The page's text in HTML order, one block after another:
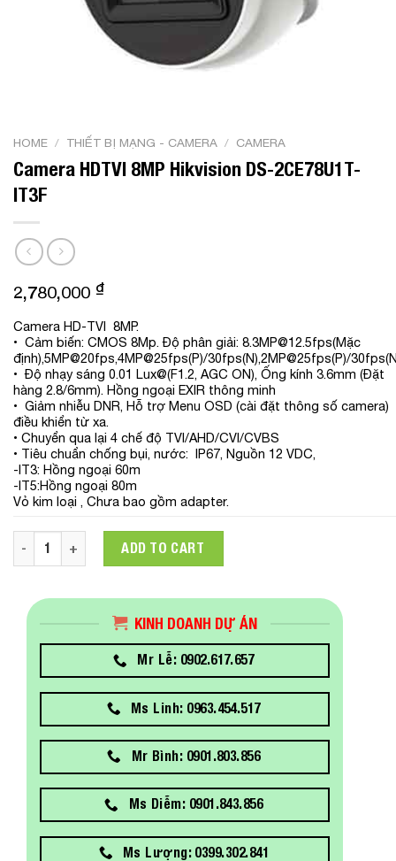
HOME / THIẾT BỊ MẠNG - CAMERA / CAMERA
Camera HDTVI 8MP Hikvision DS-2CE78U1T-
IT3F
2,780,000 ₫
Camera HD-TVI 8MP.
• Cảm biến: CMOS 8Mp. Độ phân giải: 8.3MP@12.5fps(Mặc
định),5MP@20fps,4MP@25fps(P)/30fps(N),2MP@25fps(P)/
• Độ nhạy sáng 0.01 Lux@(F1.2, AGC ON), Ống kính 3.6mm (Đặt
hàng 2.8/6mm). Hồng ngoại EXIR thông minh
• Giảm nhiễu DNR, Hỗ trợ Menu OSD (cài đặt thông số camera)
điều khiển từ xa.
• Chuyển qua lại 4 chế độ TVI/AHD/CVI/CVBS
• Tiêu chuẩn chống bụi, nước: IP67, Nguồn 12 VDC,
-IT3: Hồng ngoại 60m
-IT5:Hồng ngoại 80m
Vỏ kim loại , Chưa bao gồm adapter.
Camera HDTVI 8MP Hikvision DS-2CE78U1T-IT3F quantity
ADD TO CART
KINH DOANH DỰ ÁN
Mr Lễ: 0902.617.657
Ms Linh: 0963.454.517
Mr Bình: 0901.803.856
Ms Diễm: 0901.843.856
Ms Lượng: 0399.302.841